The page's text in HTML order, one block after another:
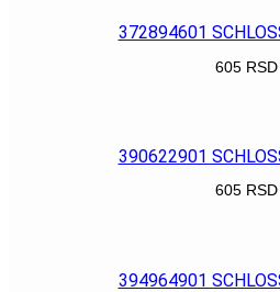
372894601
605 RSD
390622901
605 RSD
394964901